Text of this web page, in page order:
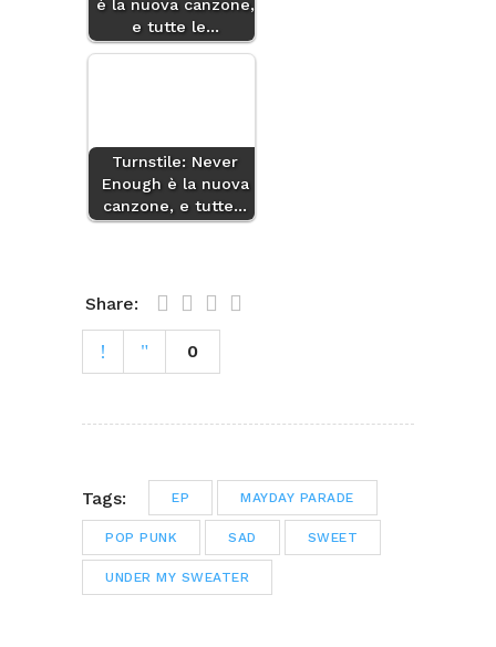
è la nuova canzone,
e tutte le…
Turnstile: Never
Enough è la nuova
canzone, e tutte…
Share:
0
Tags: EP MAYDAY PARADE
POP PUNK SAD SWEET
UNDER MY SWEATER